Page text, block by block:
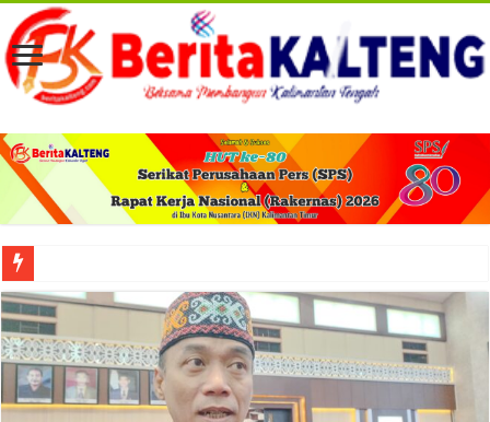
Viral! Selama Dua Bulan Lebih Siltap Serta Tunjangan Pemdes dan BPD di